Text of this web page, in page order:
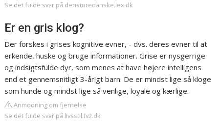
Se det fulde svar på denstoredanske.lex.dk
Er en gris klog?
Der forskes i grises kognitive evner, - dvs. deres evner til at
erkende, huske og bruge informationer. Grise er nysgerrige
og indsigtsfulde dyr, som menes at have højere intelligens
end et gennemsnitligt 3-årigt barn. De er mindst lige så kloge
som hunde og mindst lige så venlige, loyale og kærlige.
Anmodning om fjernelse
Se det fulde svar på livsstil.tv2.dk